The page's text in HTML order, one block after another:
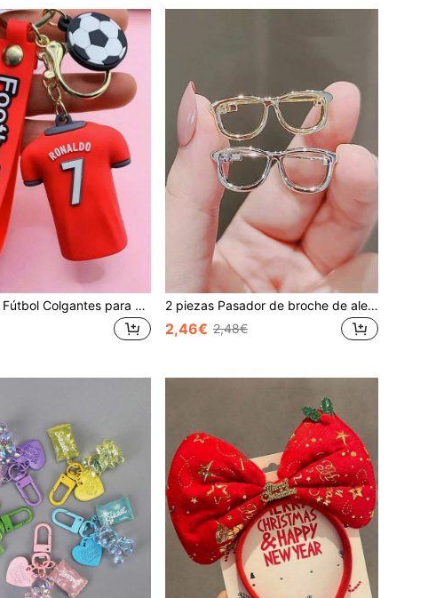
Llavero de Fútbol Colgantes para Mochila Deportiva Llaveros de Camisetas de Pareja Fútbol No.7 No.10 Llaveros para Coche Accesorios para Fans Regalo 2 piezas Pasador de broche de aleación en forma de gafas, color oro y plata, diseño personalizado creativo, pasador antideslizante para la cintura, mini recuerdo
2,46€ 2,48€